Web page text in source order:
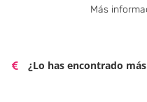
Más
¿Lo has encontrado